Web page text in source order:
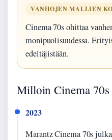
VANHOJEN MALLIEN
Cinema 70s ohittaa
monipuolisuudessa.
edeltäjistään.
Milloin Cinema
2023
Marantz Cinema 70s